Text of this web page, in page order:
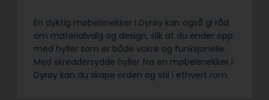
En dyktig møbelsnekker i Dyrøy kan også gi råd
om materialvalg og design, slik at du ender opp
med hyller som er både vakre og funksjonelle.
Med skreddersydde hyller fra en møbelsnekker i
Dyrøy kan du skape orden og stil i ethvert rom.